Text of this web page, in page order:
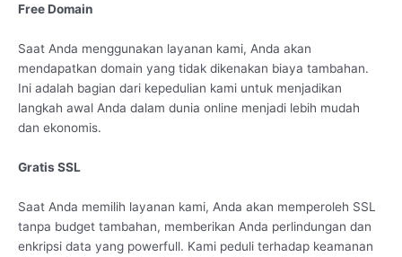
Free Domain
Saat Anda menggunakan layanan kami, Anda akan
mendapatkan domain yang tidak dikenakan biaya tambahan.
Ini adalah bagian dari kepedulian kami untuk menjadikan
langkah awal Anda dalam dunia online menjadi lebih mudah
dan ekonomis.
Gratis SSL
Saat Anda memilih layanan kami, Anda akan memperoleh SSL
tanpa budget tambahan, memberikan Anda perlindungan dan
enkripsi data yang powerfull. Kami peduli terhadap keamanan